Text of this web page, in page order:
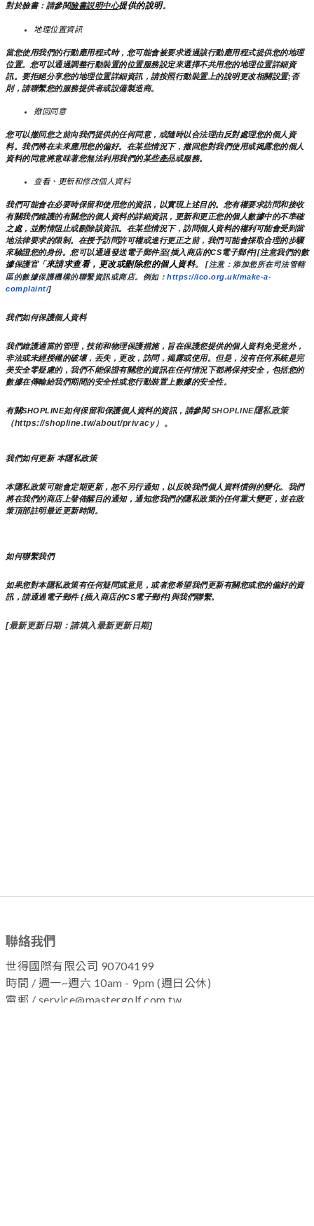
對於臉書：請參閱臉書説明中心提供的說明。
地理位置資訊
當您使用我們的行動應用程式時，您可能會被要求透過該行動應用程式提供您的地理
位置。您可以通過調整行動裝置的位置服務設定來選擇不共用您的地理位置詳細資
訊。要拒絕分享您的地理位置詳細資訊，請按照行動裝置上的說明更改相關設置;否
則，請聯繫您的服務提供者或設備製造商。
撤回同意
您可以撤回您之前向我們提供的任何同意，或隨時以合法理由反對處理您的個人資
料。我們將在未來應用您的偏好。在某些情況下，撤回您對我們使用或揭露您的個人
資料的同意將意味著您無法利用我們的某些產品或服務。
查看、更新和修改個人資料
我們可能會在必要時保留和使用您的資訊，以實現上述目的。您有權要求訪問和接收
有關我們維護的有關您的個人資料的詳細資訊，更新和更正您的個人數據中的不準確
之處，並酌情阻止或刪除該資訊。在某些情況下，訪問個人資料的權利可能會受到當
地法律要求的限制。在授予訪問許可權或進行更正之前，我們可能會採取合理的步驟
來驗證您的身份。您可以通過發送電子郵件至{插入商店的CS電子郵件][注意我們的數
據保護官「來請求查看，更改或刪除您的個人資料。
[注意：添加您所在司法管轄
區的數據保護機構的聯繫資訊或商店。例如： https://ico.org.uk/make-a-
complaint/]
我們如何保護個人資料
我們維護適當的管理，技術和物理保護措施，旨在保護您提供的個人資料免受意外，
非法或未經授權的破壞，丟失，更改，訪問，揭露或使用。但是，沒有任何系統是完
美安全零疑慮的，我們不能保證有關您的資訊在任何情況下都將保持安全，包括您的
數據在傳輸給我們期間的安全性或您行動裝置上數據的安全性。
有關SHOPLINE如何保留和保護個人資料的資訊，請參閱 SHOPLINE隱私政策
（https://shopline.tw/about/privacy）。
我們如何更新 本隱私政策
本隱私政策可能會定期更新，恕不另行通知，以反映我們個人資料慣例的變化。我們
將在我們的商店上發佈醒目的通知，通知您我們的隱私政策的任何重大變更，並在政
策頂部註明最近更新時間。
如何聯繫我們
如果您對本隱私政策有任何疑問或意見，或者您希望我們更新有關您或您的偏好的資
訊，請通過電子郵件 {插入商店的CS電子郵件]與我們聯繫。
[最新更新日期：請填入最新更新日期]
聯絡我們
世得國際有限公司 90704199
時間 / 週一~週六 10am - 9pm (週日公休)
電郵 / service@mastergolf.com.tw